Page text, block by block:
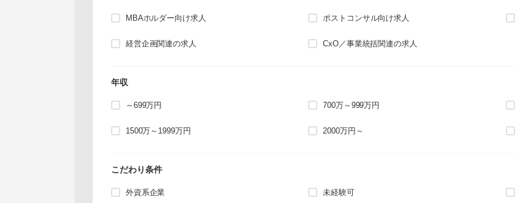
MBAホルダー向け求人 ポストコンサル向け求人
経営企画関連の求人 CxO／事業統括関連の求人
年収
～699万円 700万～999万円
1500万～1999万円 2000万円～
こだわり条件
外資系企業 未経験可